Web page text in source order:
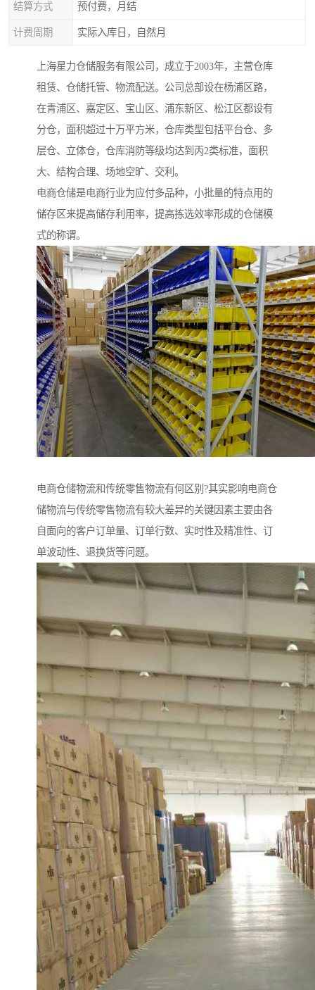
结算方式 预付费，月结
计费周期 实际入库日，自然月
上海星力仓储服务有限公司，成立于2003年，主营仓库
租赁、仓储托管、物流配送。公司总部设在杨浦区路，
在青浦区、嘉定区、宝山区、浦东新区、松江区都设有
分仓，面积超过十万平方米，仓库类型包括平台仓、多
层仓、立体仓，仓库消防等级均达到丙2类标准，面积
大、结构合理、场地空旷、交利。
电商仓储是电商行业为应付多品种，小批量的特点用的
储存区来提高储存利用率，提高拣选效率形成的仓储模
式的称谓。
电商仓储物流和传统零售物流有何区别?其实影响电商仓
储物流与传统零售物流有较大差异的关键因素主要由各
自面向的客户订单量、订单行数、实时性及精准性、订
单波动性、退换货等问题。